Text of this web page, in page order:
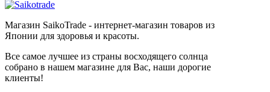
Магазин SaikoTrade - интернет-магазин товаров из
Японии для здоровья и красоты.
Все самое лучшее из страны восходящего солнца
собрано в нашем магазине для Вас, наши дорогие
клиенты!